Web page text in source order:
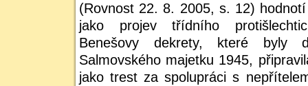
(Rovnost 22. 8. 2005, s. 12)
jako projev třídního
Benešovy dekrety, které byly
Salmovského majetku 1945,
jako trest za spolupráci s